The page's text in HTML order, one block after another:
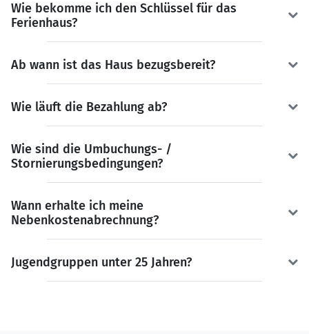
Wie bekomme ich den Schlüssel für das
Ferienhaus?
Ab wann ist das Haus bezugsbereit?
Wie läuft die Bezahlung ab?
Wie sind die Umbuchungs- /
Stornierungsbedingungen?
Wann erhalte ich meine
Nebenkostenabrechnung?
Jugendgruppen unter 25 Jahren?